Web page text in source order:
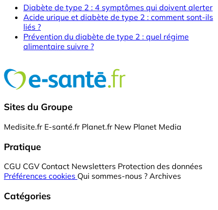
Diabète de type 2 : 4 symptômes qui doivent alerter
Acide urique et diabète de type 2 : comment sont-ils
liés ?
Prévention du diabète de type 2 : quel régime
alimentaire suivre ?
Sites du Groupe
Medisite.fr E-santé.fr Planet.fr New Planet Media
Pratique
CGU CGV Contact Newsletters Protection des données
Préférences cookies Qui sommes-nous ? Archives
Catégories